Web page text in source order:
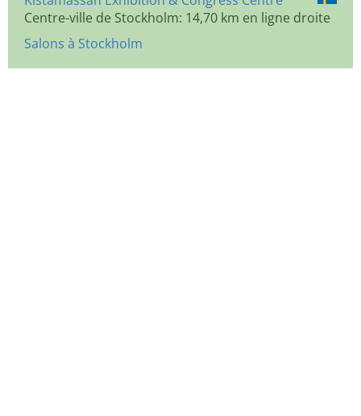
Centre-ville de Stockholm: 14,70 km en ligne droite
Salons à Stockholm